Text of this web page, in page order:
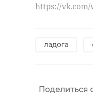
https://vk.com/
ладога
Поделиться